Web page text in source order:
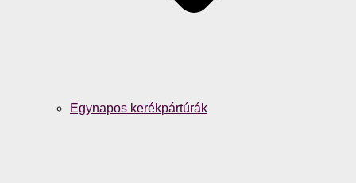
Egynapos kerékpártúrák